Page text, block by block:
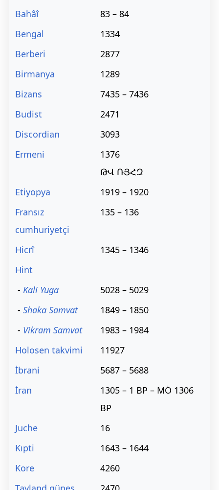
Bahâî
83 – 84
Bengal
1334
Berberi
2877
Birmanya
1289
Bizans
7435 – 7436
Budist
2471
Discordian
3093
Ermeni
1376
ԹՎ ՌՅՀԶ
Etiyopya
1919 – 1920
Fransız
cumhuriyetçi
135 – 136
Hicrî
1345 – 1346
Hint
- Kali Yuga
5028 – 5029
- Shaka Samvat
1849 – 1850
- Vikram Samvat
1983 – 1984
Holosen takvimi
11927
İbrani
5687 – 5688
İran
1305 – 1 BP – MÖ 1306
BP
Juche
16
Kıpti
1643 – 1644
Kore
4260